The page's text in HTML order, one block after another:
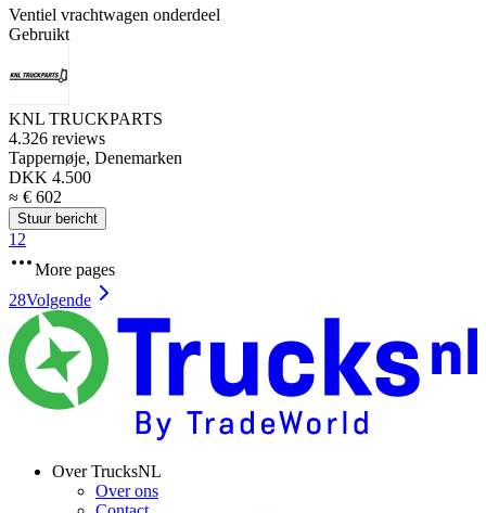
Ventiel vrachtwagen onderdeel
Gebruikt
KNL TRUCKPARTS
4.326 reviews
Tappernøje, Denemarken
DKK 4.500
≈ € 602
Stuur bericht
1 2
More pages
28Volgende
Over TrucksNL
Over ons